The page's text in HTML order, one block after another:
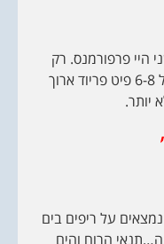
היי פרפורמנס. רק
אם יש תחזית לסוואל רציני יחסית של 6-8 פיט פריוד ארוך
על ריפים בים
הרוח והים